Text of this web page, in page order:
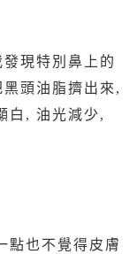
現特別鼻上的
頭油脂擠出來,
白, 油光減少,
點也不覺得皮膚